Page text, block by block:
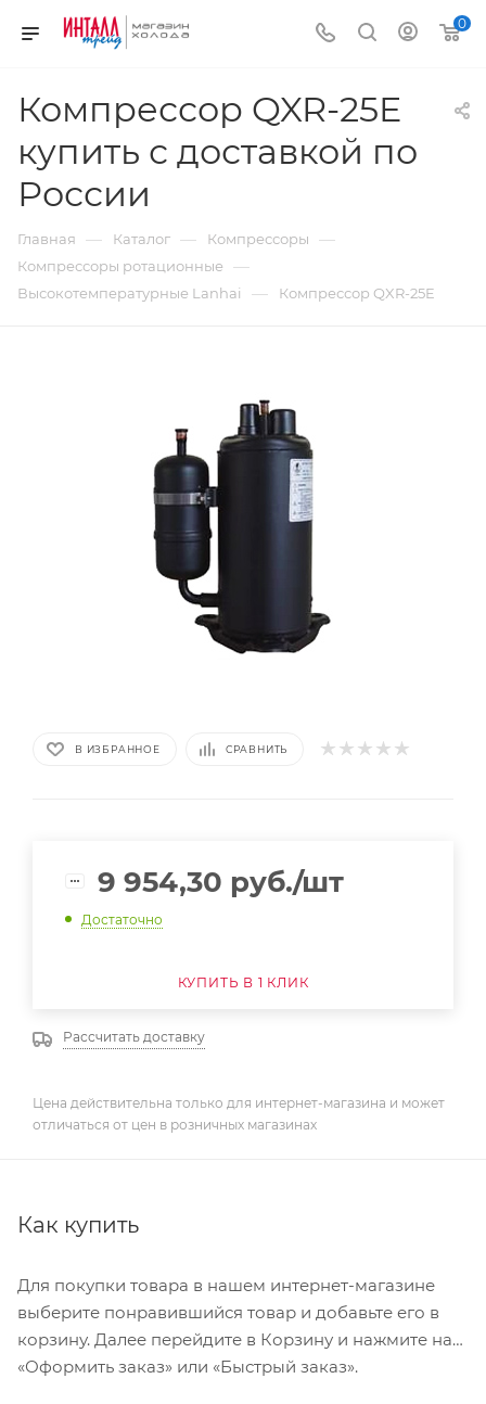
0
Компрессор QXR-25E
купить с доставкой по
России
Главная — Каталог — Компрессоры —
Компрессоры ротационные —
Высокотемпературные Lanhai — Компрессор QXR-25E
В ИЗБРАННОЕ СРАВНИТЬ
9 954,30 руб./шт
Достаточно
КУПИТЬ В 1 КЛИК
Рассчитать доставку
Цена действительна только для интернет-магазина и может
отличаться от цен в розничных магазинах
Как купить
Для покупки товара в нашем интернет-магазине
выберите понравившийся товар и добавьте его в
корзину. Далее перейдите в Корзину и нажмите на
«Оформить заказ» или «Быстрый заказ».